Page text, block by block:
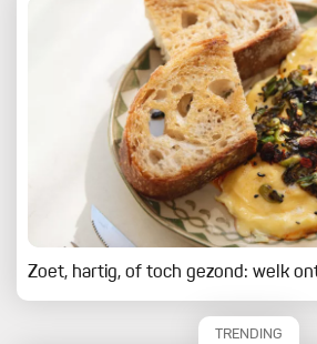
Zoet, hartig, of toch gezond: welk
TRENDING